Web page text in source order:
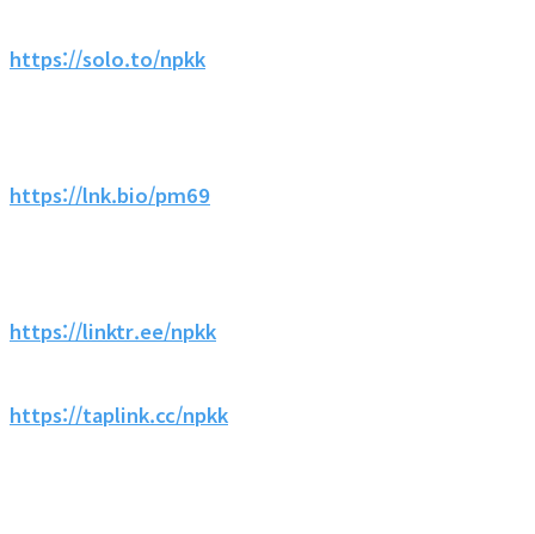
https://solo.to/npkk
https://lnk.bio/pm69
https://linktr.ee/npkk
https://taplink.cc/npkk